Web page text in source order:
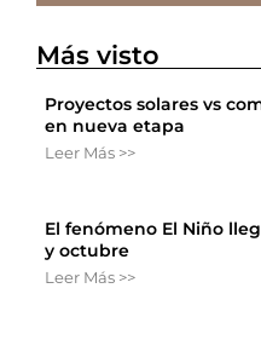
Más visto
Proyectos solares vs
en nueva etapa
Leer Más >>
El fenómeno El Niño
y octubre
Leer Más >>